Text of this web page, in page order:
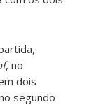
, no
dois
segundo